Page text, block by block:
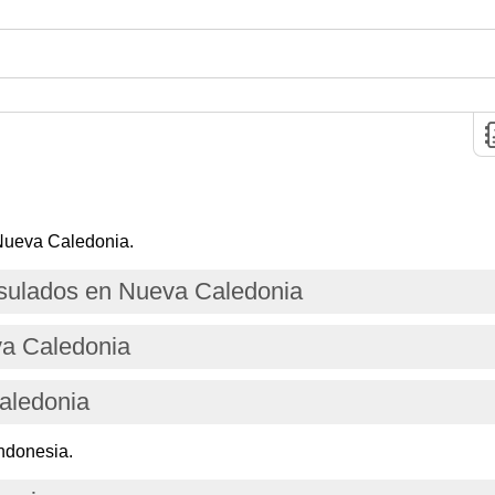
Caledonia.
en Nueva Caledonia
Caledonia